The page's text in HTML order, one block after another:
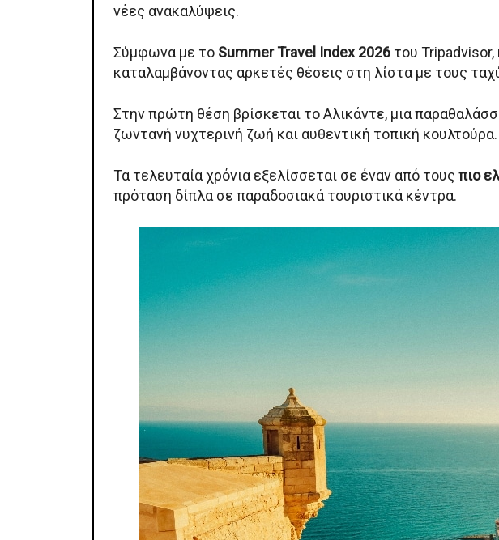
νέες ανακαλύψεις.
Σύμφωνα με το Summer Travel Index 2026 του Tripadvisor,
καταλαμβάνοντας αρκετές θέσεις στη λίστα με τους
Στην πρώτη θέση βρίσκεται το Αλικάντε, μια
ζωντανή νυχτερινή ζωή και αυθεντική τοπική κουλτούρα.
Τα τελευταία χρόνια εξελίσσεται σε έναν από τους πιο
πρόταση δίπλα σε παραδοσιακά τουριστικά κέντρα.